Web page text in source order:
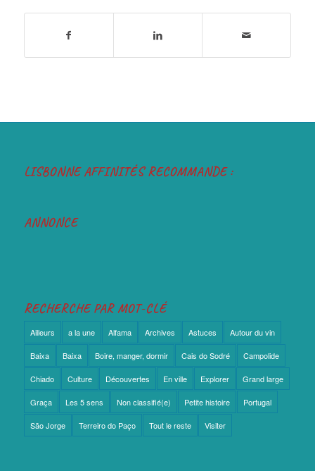
LISBONNE AFFINITÉS RECOMMANDE :
ANNONCE
RECHERCHE PAR MOT-CLÉ
Ailleurs a la une Alfama Archives Astuces Autour du vin
Baixa Baixa Boire, manger, dormir Cais do Sodré Campolide
Chiado Culture Découvertes En ville Explorer Grand large
Graça Les 5 sens Non classifié(e) Petite histoire Portugal
São Jorge Terreiro do Paço Tout le reste Visiter